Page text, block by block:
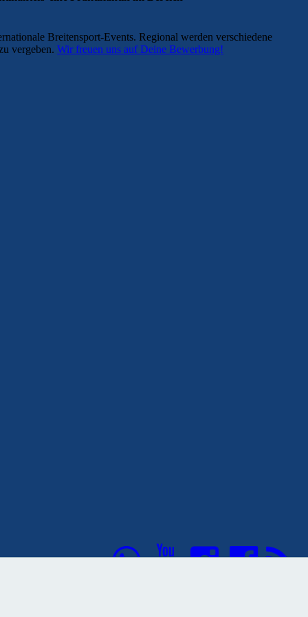
Breitensport-Events. Regional werden verschiedene
vergeben. Wir freuen uns auf Deine Bewerbung!